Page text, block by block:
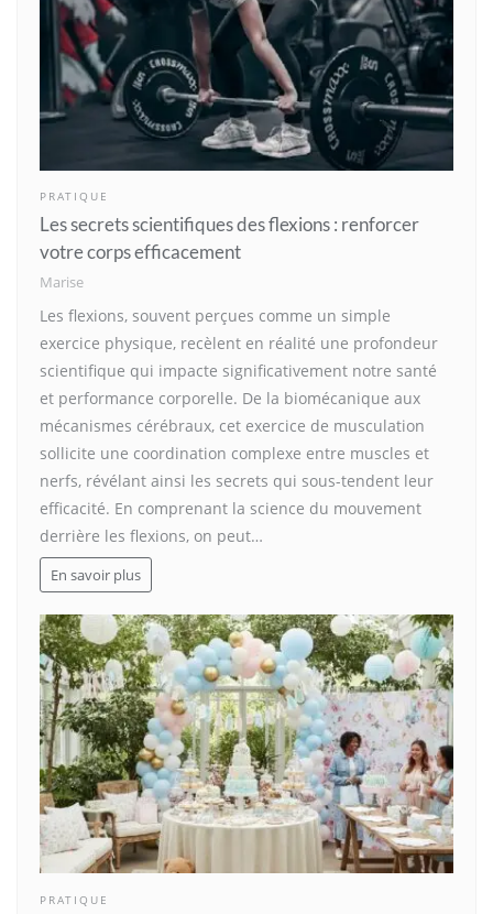
PRATIQUE
Les secrets scientifiques des flexions : renforcer
votre corps efficacement
Marise
Les flexions, souvent perçues comme un simple
exercice physique, recèlent en réalité une profondeur
scientifique qui impacte significativement notre santé
et performance corporelle. De la biomécanique aux
mécanismes cérébraux, cet exercice de musculation
sollicite une coordination complexe entre muscles et
nerfs, révélant ainsi les secrets qui sous-tendent leur
efficacité. En comprenant la science du mouvement
derrière les flexions, on peut…
En savoir plus
PRATIQUE